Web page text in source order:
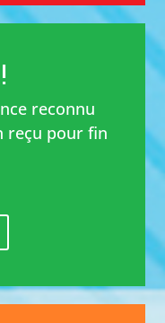
reconnu
reçu pour fin